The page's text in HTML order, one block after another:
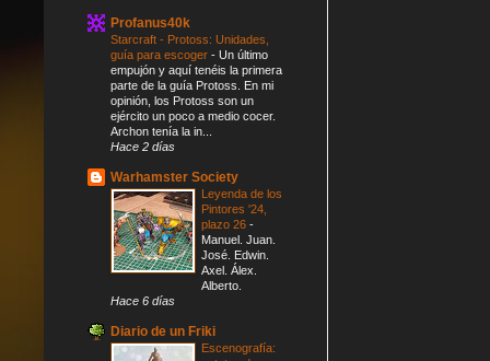
Profanus40k
Starcraft - Protoss: Unidades,
guía para escoger - Un último
empujón y aquí tenéis la primera
parte de la guía Protoss. En mi
opinión, los Protoss son un
ejército un poco a medio cocer.
Archon tenía la in...
Hace 2 días
Warhamster Society
Leyenda de los
Pintores '24,
plazo 26 -
Manuel. Juan.
José. Edwin.
Axel. Álex.
Alberto.
Hace 6 días
Diario de un Friki
Escenografía: